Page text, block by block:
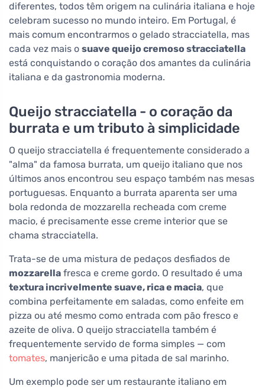
diferentes, todos têm origem na culinária italiana e hoje
celebram sucesso no mundo inteiro. Em Portugal, é
mais comum encontrarmos o gelado stracciatella, mas
cada vez mais o suave queijo cremoso stracciatella
está conquistando o coração dos amantes da culinária
italiana e da gastronomia moderna.
Queijo stracciatella - o coração da
burrata e um tributo à simplicidade
O queijo stracciatella é frequentemente considerado a
"alma" da famosa burrata, um queijo italiano que nos
últimos anos encontrou seu espaço também nas mesas
portuguesas. Enquanto a burrata aparenta ser uma
bola redonda de mozzarella recheada com creme
macio, é precisamente esse creme interior que se
chama stracciatella.
Trata-se de uma mistura de pedaços desfiados de
mozzarella fresca e creme gordo. O resultado é uma
textura incrivelmente suave, rica e macia, que
combina perfeitamente em saladas, como enfeite em
pizza ou até mesmo como entrada com pão fresco e
azeite de oliva. O queijo stracciatella também é
frequentemente servido de forma simples — com
tomates, manjericão e uma pitada de sal marinho.
Um exemplo pode ser um restaurante italiano em